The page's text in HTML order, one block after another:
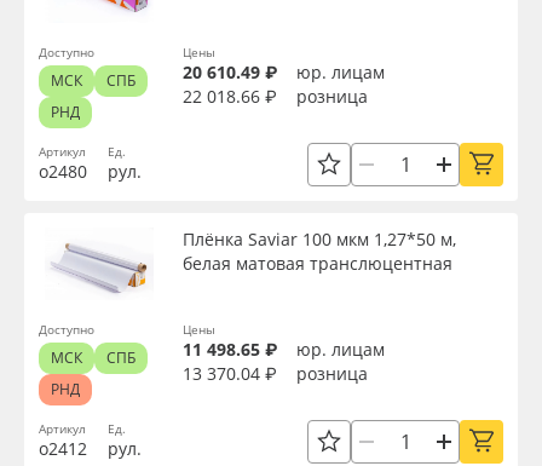
Артикул
о2480
Ед.
рул.
Цены
20 610.49 ₽
юр. лицам
22 018.66 ₽
розница
Доступно
МСК
СПБ
РНД
Артикул
о2412
Плёнка Saviar 100 мкм 1,27*50 м,
белая матовая транслюцентная
Ед.
рул.
Цены
11 498.65 ₽
юр. лицам
13 370.04 ₽
розница
Доступно
МСК
СПБ
РНД